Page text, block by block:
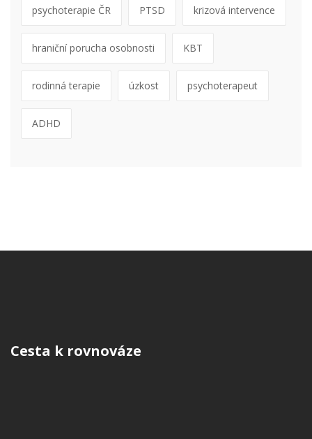
psychoterapie ČR PTSD krizová intervence
hraniční porucha osobnosti KBT
rodinná terapie úzkost psychoterapeut
ADHD
Cesta k rovnováze